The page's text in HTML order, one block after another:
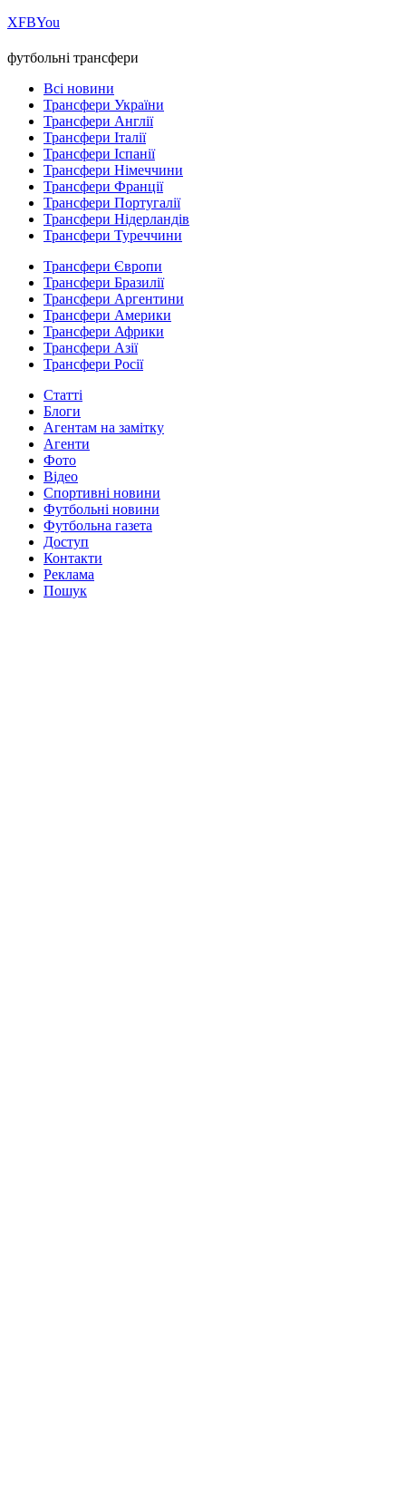
ХFBYou
футбольні трансфери
Всі новини
Трансфери України
Трансфери Англії
Трансфери Італії
Трансфери Іспанії
Трансфери Німеччини
Трансфери Франції
Трансфери Португалії
Трансфери Нідерландів
Трансфери Туреччини
Трансфери Європи
Трансфери Бразилії
Трансфери Аргентини
Трансфери Америки
Трансфери Африки
Трансфери Азії
Трансфери Росії
Статті
Блоги
Агентам на замітку
Агенти
Фото
Відео
Спортивні новини
Футбольні новини
Футбольна газета
Доступ
Контакти
Реклама
Пошук